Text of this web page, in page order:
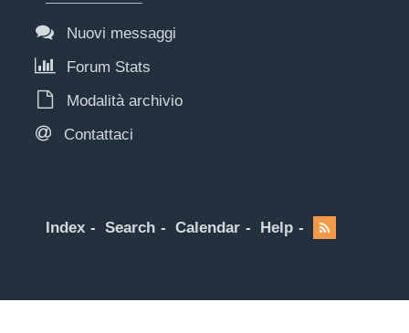
Nuovi messaggi
Forum Stats
Modalità archivio
Contattaci
Index Search Calendar Help